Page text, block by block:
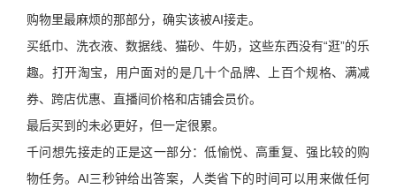
购物里最麻烦的那部分，确实该被AI接走。
买纸巾、洗衣液、数据线、猫砂、牛奶，这些东西没有“逛”的乐
趣。打开淘宝，用户面对的是几十个品牌、上百个规格、满减
券、跨店优惠、直播间价格和店铺会员价。
最后买到的未必更好，但一定很累。
千问想先接走的正是这一部分：低愉悦、高重复、强比较的购
物任务。AI三秒钟给出答案，人类省下的时间可以用来做任何